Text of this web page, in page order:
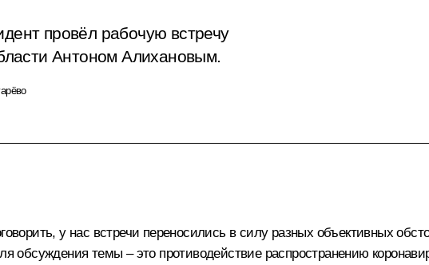
провёл рабочую встречу
Антоном Алихановым.
у нас встречи переносились в силу разных объективных
обсуждения темы – это противодействие распространению